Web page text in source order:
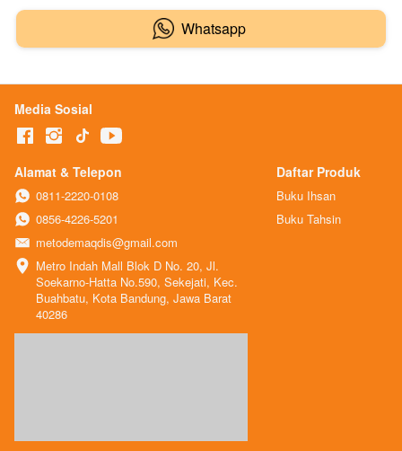
` Whatsapp
Media Sosial
Alamat & Telepon
0811-2220-0108
0856-4226-5201
metodemaqdis@gmail.com
Metro Indah Mall Blok D No. 20, Jl.
Soekarno-Hatta No.590, Sekejati, Kec.
Buahbatu, Kota Bandung, Jawa Barat
40286
Daftar Produk
Buku Ihsan
Buku Tahsin